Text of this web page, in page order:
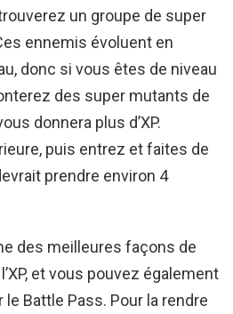
un groupe de super
ennemis évoluent en
donc si vous êtes de niveau
des super mutants de
donnera plus d’XP.
puis entrez et faites de
prendre environ 4
des meilleures façons de
et vous pouvez également
le Battle Pass. Pour la rendre